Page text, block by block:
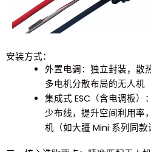
安装方式：
外置电调：独立封装，散
多电机分散布局的无人机
集成式 ESC（含电调板
少布线，提升空间利用率
机（如大疆 Mini 系列同款